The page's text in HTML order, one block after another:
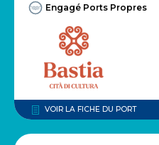
Engagé Ports Propres
VOIR LA FICHE DU PORT